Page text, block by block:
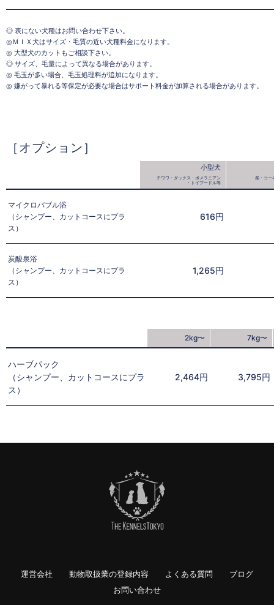
◎ 表にない犬種はお問い合わせ下さい。
◎ＭＩＸ犬はサイズ・毛質の近い犬種料金になります。
◎ 大型犬のカットもご相談下さい。
◎ サイズ、毛量によって異なる場合があります。
◎ 毛玉が多い場合、毛玉処理料が追加になります。
◎ 嫌がって暴れる等保定が必要な場合はサポート料金が加算される場合があります。
［オプション］
小型犬
チワワ・ダックス・ポメラニアン
・トイプードル等
柴・コー
マイクロバブル浴
（シャンプー、カットコースにプラ
ス）
616円
炭酸泉浴
（シャンプー、カットコースにプラ
ス）
1,265円
2kg〜 7kg〜
ハーブパック
（シャンプー、カットコースにプラ
ス）
2,464円 3,795円
運営会社 動物取扱業の登録内容 よくある質問
ブログ
お問い合わせ